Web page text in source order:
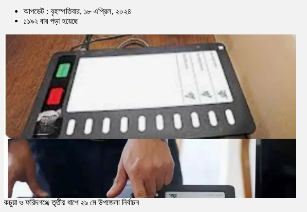
আপডেট : বৃহস্পতিবার, ১৮ এপ্রিল, ২০২৪
১১৯২ বার পড়া হয়েছে
কচুয়া ও ফরিদগঞ্জে তৃতীয় ধাপে ২৯ মে উপজেলা নির্বাচন